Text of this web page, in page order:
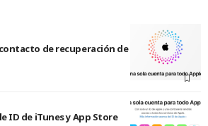
de recuperación de cuenta para
ID de iTunes y App Store